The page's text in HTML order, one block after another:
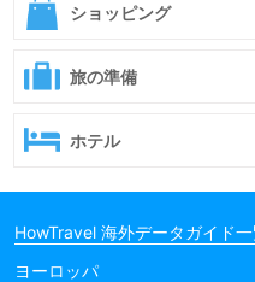
ショッピング
旅の準備
ホテル
HowTravel 海外データガイド
ヨーロッパ